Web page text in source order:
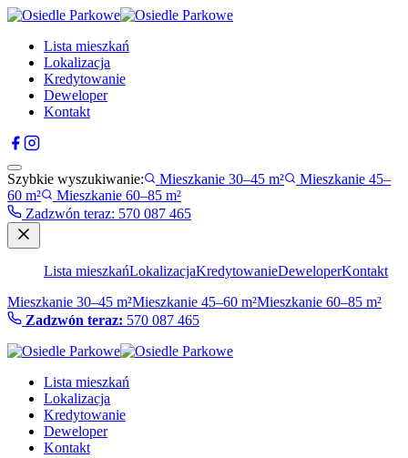
Lista mieszkań
Lokalizacja
Kredytowanie
Deweloper
Kontakt
Szybkie wyszukiwanie: Mieszkanie 30–45 m²
Mieszkanie 45–
60 m²
Mieszkanie 60–85 m²
Zadzwón teraz: 570 087 465
Lista mieszkańLokalizacjaKredytowanieDeweloperKontakt
Mieszkanie 30–45 m²Mieszkanie 45–60 m²Mieszkanie 60–85 m²
Zadzwón teraz: 570 087 465
Lista mieszkań
Lokalizacja
Kredytowanie
Deweloper
Kontakt